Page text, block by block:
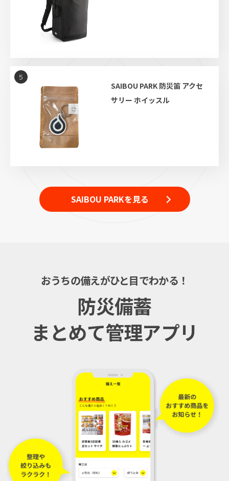
SAIBOU PARK 防災笛 アクセ
サリー ホイッスル
5
SAIBOU PARKを見る
おうちの備えがひと目でわかる！
防災備蓄
まとめて管理アプリ